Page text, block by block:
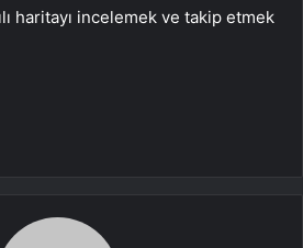
haritayı incelemek ve takip etmek